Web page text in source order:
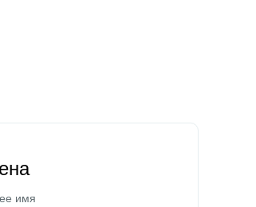
имя